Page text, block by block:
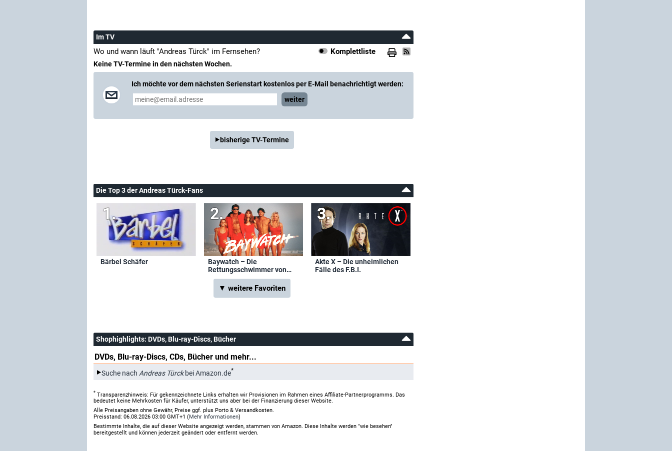
Im TV
Wo und wann läuft "Andreas Türck" im Fernsehen? Komplettliste
Keine TV-Termine in den nächsten Wochen.
Ich möchte vor dem nächsten Serienstart kostenlos per E-Mail benachrichtigt werden:
weiter
bisherige TV-Termine
Die Top 3 der Andreas Türck-Fans
Bärbel Schäfer
Baywatch – Die
Rettungsschwimmer von
Malibu
Akte X – Die unheimlichen
Fälle des F.B.I.
▼ weitere Favoriten
Shophighlights: DVDs, Blu-ray-Discs, Bücher
DVDs, Blu-ray-Discs, CDs, Bücher und mehr...
Suche nach Andreas Türckbei Amazon.de*
* Transparenzhinweis: Für gekennzeichnete Links erhalten wir Provisionen im Rahmen eines Affiliate-Partnerprogramms. Das
bedeutet keine Mehrkosten für Käufer, unterstützt uns aber bei der Finanzierung dieser Website.
Alle Preisangaben ohne Gewähr, Preise ggf. plus Porto & Versandkosten.
Preisstand: 06.08.2026 03:00 GMT+1 (Mehr Informationen)
Bestimmte Inhalte, die auf dieser Website angezeigt werden, stammen von Amazon. Diese Inhalte werden "wie besehen"
bereitgestellt und können jederzeit geändert oder entfernt werden.